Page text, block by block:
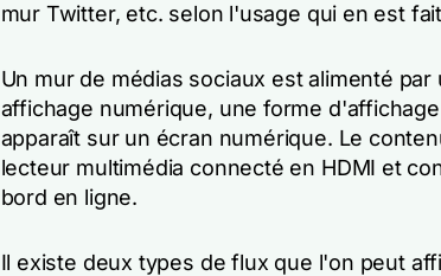
mur Twitter, etc. selon l'usage qui en est
Un mur de médias sociaux est alimenté
affichage numérique, une forme
apparaît sur un écran numérique. Le
lecteur multimédia connecté en HDMI et
bord en ligne.
Il existe deux types de flux que l'on peut